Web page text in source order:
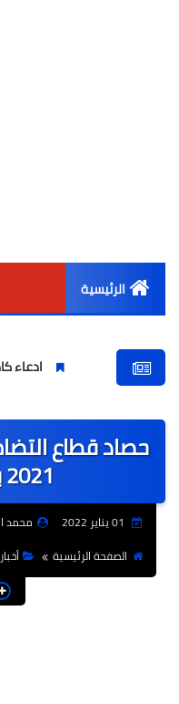
الرئيسية
ادعاء كاذب بالتحرش
حصاد قطاع
2021 بالإنفوجراف
محمد
الصفحة الرئيسية